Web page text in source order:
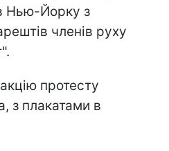
Нью-Йорку з
членів руху
протесту
з плакатами в